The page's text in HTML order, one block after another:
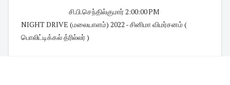
சி.பி.செந்தில்குமார்2:00:00 PM
NIGHT DRIVE (மலையாளம்) 2022 - சினிமா விமர்சனம் (
பொலிட்டிக்கல் த்ரில்லர் )